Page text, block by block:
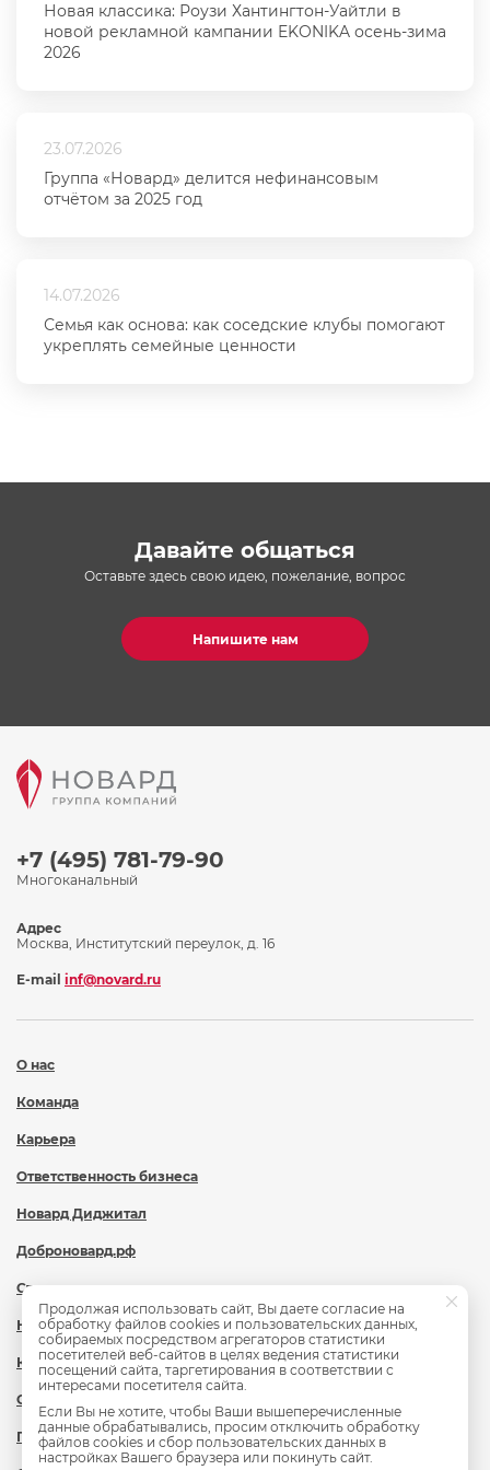
Новая классика: Роузи Хантингтон-Уайтли в
новой рекламной кампании EKONIKA осень-зима
2026
23.07.2026
Группа «Новард» делится нефинансовым
отчётом за 2025 год
14.07.2026
Семья как основа: как соседские клубы помогают
укреплять семейные ценности
Давайте общаться
Оставьте здесь свою идею, пожелание, вопрос
Напишите нам
+7 (495) 781-79-90
Многоканальный
О нас
Команда
Карьера
Ответственность бизнеса
Новард Диджитал
Доброновард.рф
Статьи
Новости
Контакты
Охрана труда
Политика обработки персональных данных
Адрес
Москва, Институтский переулок, д. 16
E-mail inf@novard.ru
Продолжая использовать сайт, Вы даете согласие на
обработку файлов cookies и пользовательских данных,
собираемых посредством агрегаторов статистики
посетителей веб-сайтов в целях ведения статистики
посещений сайта, таргетирования в соответствии с
интересами посетителя сайта.
Если Вы не хотите, чтобы Ваши вышеперечисленные
данные обрабатывались, просим отключить обработку
файлов cookies и сбор пользовательских данных в
настройках Вашего браузера или покинуть сайт.